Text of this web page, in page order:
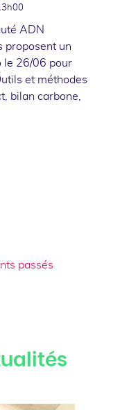
ADN
proposent un
le 26/06 pour
et méthodes
bilan carbone,
passés